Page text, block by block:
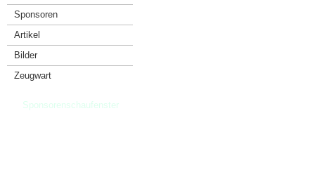
Sponsoren
Artikel
Bilder
Zeugwart
Sponsorenschaufenster